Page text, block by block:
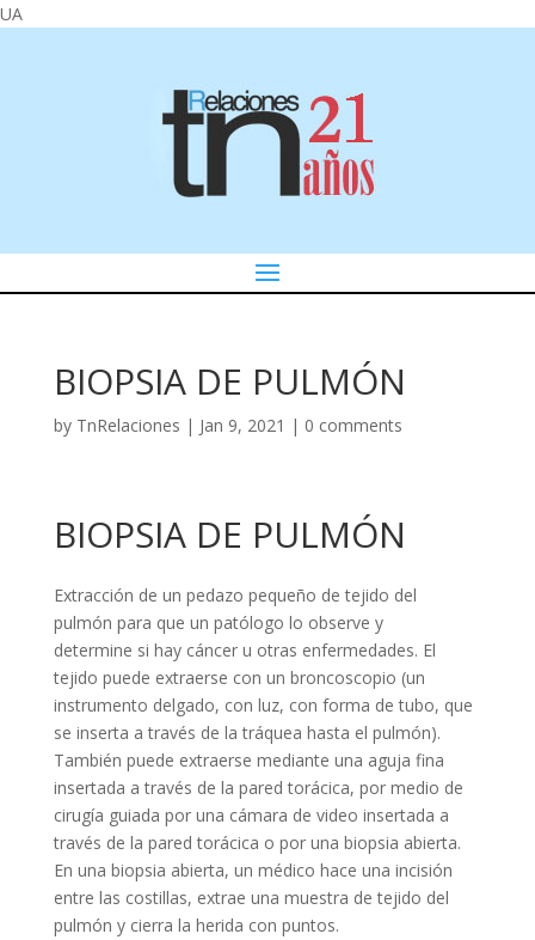
UA
BIOPSIA DE PULMÓN
by TnRelaciones | Jan 9, 2021 | 0 comments
BIOPSIA DE PULMÓN
Extracción de un pedazo pequeño de tejido del
pulmón para que un patólogo lo observe y
determine si hay cáncer u otras enfermedades. El
tejido puede extraerse con un broncoscopio (un
instrumento delgado, con luz, con forma de tubo, que
se inserta a través de la tráquea hasta el pulmón).
También puede extraerse mediante una aguja fina
insertada a través de la pared torácica, por medio de
cirugía guiada por una cámara de video insertada a
través de la pared torácica o por una biopsia abierta.
En una biopsia abierta, un médico hace una incisión
entre las costillas, extrae una muestra de tejido del
pulmón y cierra la herida con puntos.